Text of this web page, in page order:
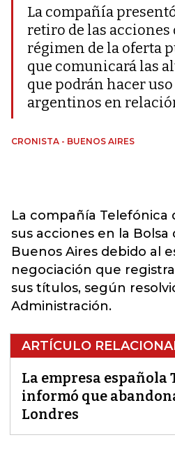
La compañía
retiro de las acciones
régimen de la oferta
que comunicará las
que podrán hacer
argentinos en
CRONISTA - BUENOS AIRES
La compañía Telefónica
sus acciones en la Bolsa
Buenos Aires debido al
negociación que
sus títulos, según
Administración.
ARTÍCULO
La empresa española
informó que
Londres